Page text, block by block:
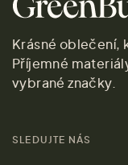
Krásné oblečení,
Příjemné
vybrané značky.
SLEDUJTE NÁS